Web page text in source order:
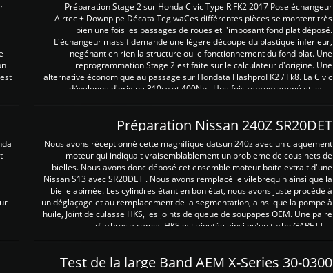
Préparation Stage 2 sur Honda Civic Type R FK2 2017 Pose échangeur
Airtec + Downpipe Décata TegiwaCes différentes pièces se montent très
bien une fois les passages de roues et l'imposant fond plat déposé.
L'échangeur massif demande une légere découpe du plastique inferieur,
negénant en rien la structure ou le fonctionnement du fond plat. Une
reprogrammation Stage 2 est faite sur le calculateur d'origine. Une
alternative économique au passage sur Hondata FlashproFK2 / Fk8. La Civic
développe d'origine 310cv et 400Nn , Une fois reprogrammé et les ...
Préparation Nissan 240Z SR20DET
Nous avons réceptionné cette magnifique datsun 240z avec un claquement
moteur qui indiquait vraisemblablement un probleme de cousinets de
bielles. Nous avons donc déposé cet ensemble moteur boite extrait d'une
Nissan S13 avec SR20DET . Nous avons remplacé le vilebrequin ainsi que la
bielle abimée. Les cylindres étant en bon état, nous avons juste procédé à
un déglaçage et au remplacement de la segmentation, ainsi que la pompe à
huile, Joint de culasse HKS, les joints de queue de soupapes OEM. Une paire
d'arbres a cames HKS est ajoutée ainsi qu'un turbo GARETT ...
Test de la large Band AEM X-Series 30-0300